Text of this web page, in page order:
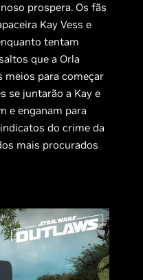
prospera. Os fãs
Kay Vess e
tentam
que a Orla
meios para começar
se juntarão a Kay e
e enganam para
do crime da
mais procurados